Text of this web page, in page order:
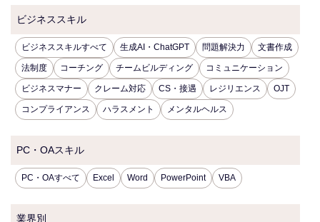
ビジネススキル
ビジネススキルすべて 生成AI・ChatGPT 問題解決力 文書作成
法制度 コーチング チームビルディング コミュニケーション
ビジネスマナー クレーム対応 CS・接遇 レジリエンス OJT
コンプライアンス ハラスメント メンタルヘルス
PC・OAスキル
PC・OAすべて Excel Word PowerPoint VBA
業界別